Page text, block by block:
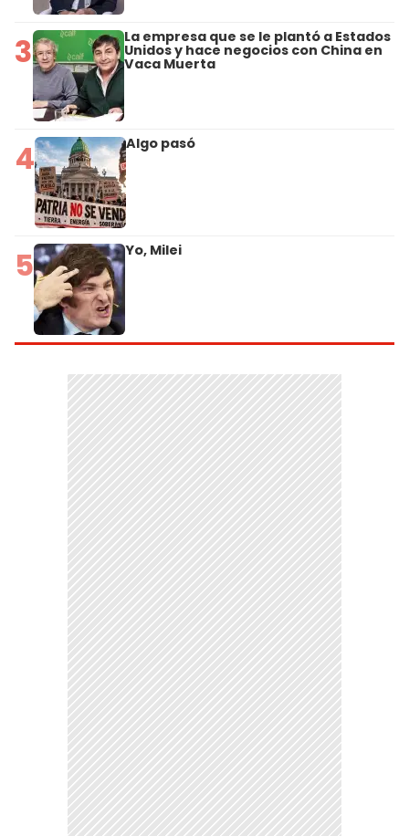
3 La empresa que se le plantó a Estados
Unidos y hace negocios con China en
Vaca Muerta
4 Algo pasó
5 Yo, Milei